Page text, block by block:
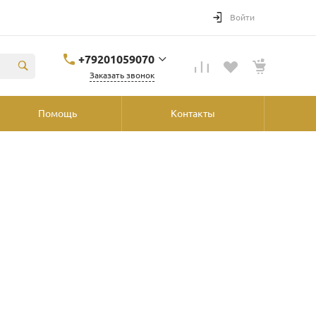
Войти
+79201059070
Заказать звонок
Помощь Контакты